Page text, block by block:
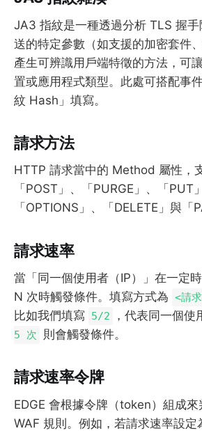
JA3 指紋是一種透過分析 TLS 握
送的特定參數（如支援的加密套件
產生可辨識用戶端特徵的方法，可
置或應用程式類型。此處可搭配事
紋 Hash」填寫。
請求方法
HTTP 請求當中的 Method 屬性，
「POST」、「PURGE」、「PUT
「OPTIONS」、「DELETE」與「
請求速率
當「同一個使用者（IP）」在一定
N 次時觸發條件。填寫方式為 <請
比如我們填寫
5/2 ，代表同一個使
5 次
則會觸發條件。
請求速率令牌
EDGE 會根據令牌（token）組成
WAF 規則。例如，若請求速率設